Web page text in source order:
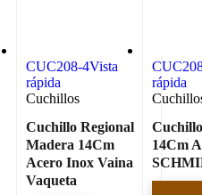
CUC208-4Vista
rápida
Cuchillos
Cuchillo Regional
Madera 14Cm
Acero Inox Vaina
Vaqueta
rápida
14Cm